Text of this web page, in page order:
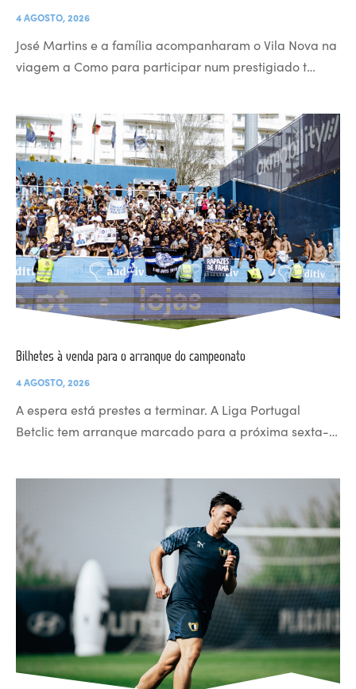
4 AGOSTO, 2026
José Martins e a família acompanharam o Vila Nova na
viagem a Como para participar num prestigiado t…
Bilhetes à venda para o arranque do campeonato
4 AGOSTO, 2026
A espera está prestes a terminar. A Liga Portugal
Betclic tem arranque marcado para a próxima sexta-…